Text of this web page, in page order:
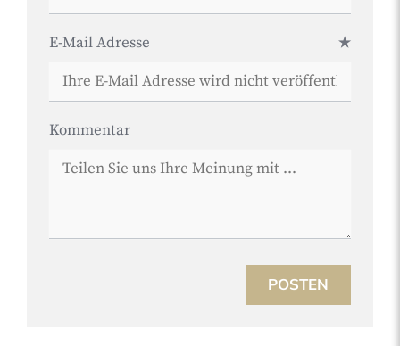
E-Mail Adresse
Kommentar
POSTEN